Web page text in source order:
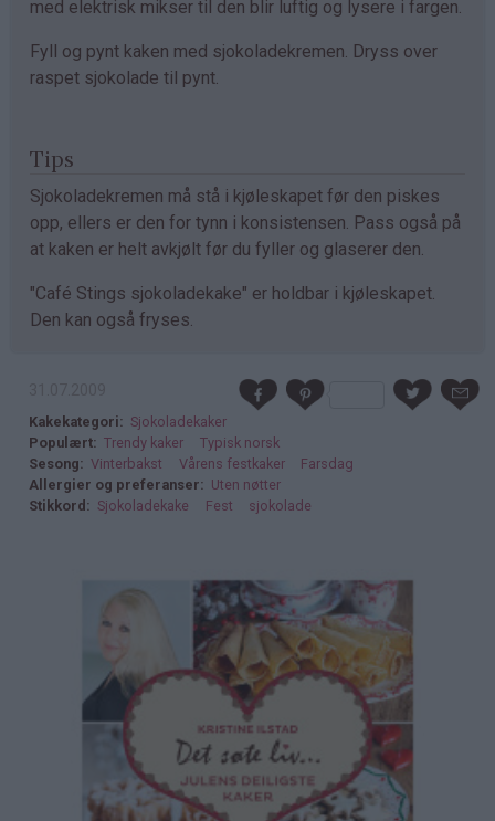
med elektrisk mikser til den blir luftig og lysere i fargen.
Fyll og pynt kaken med sjokoladekremen. Dryss over
raspet sjokolade til pynt.
Tips
Sjokoladekremen må stå i kjøleskapet før den piskes
opp, ellers er den for tynn i konsistensen. Pass også på
at kaken er helt avkjølt før du fyller og glaserer den.
"Café Stings sjokoladekake" er holdbar i kjøleskapet.
Den kan også fryses.
Kakekategori
Sjokoladekaker
Populært
Trendy kaker
Typisk norsk
Sesong
Vinterbakst Vårens festkaker
Farsdag
Allergier og preferanser
Uten nøtter
Stikkord
Sjokoladekake Fest sjokolade